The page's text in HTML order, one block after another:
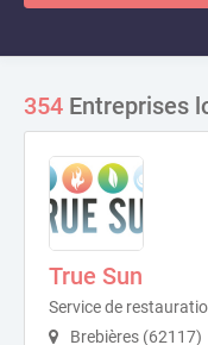
354 Entreprises
True Sun
Service de
Brebières (62117)